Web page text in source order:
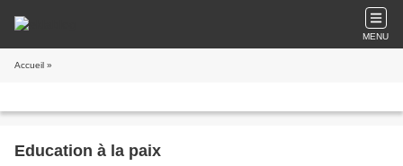
MENU
Accueil »
Education à la paix